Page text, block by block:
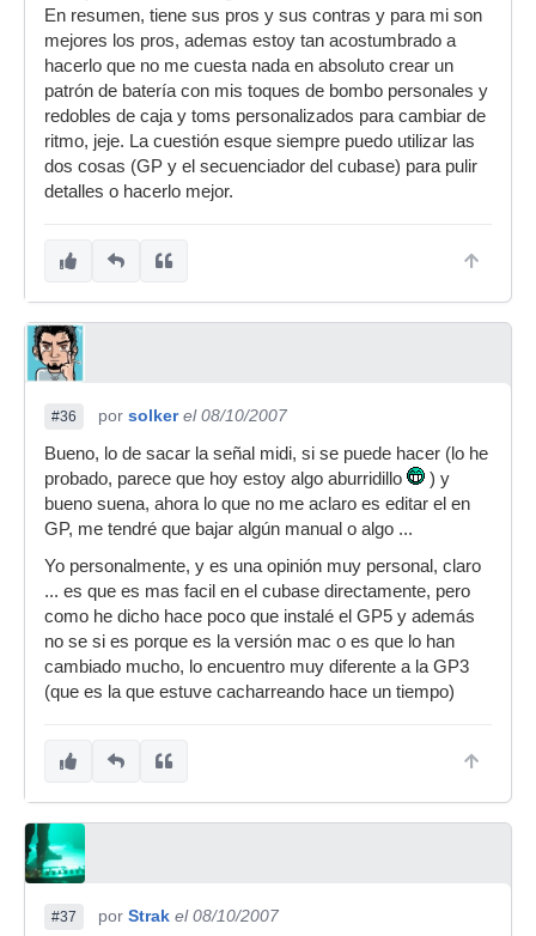
En resumen, tiene sus pros y sus contras y para mi son
mejores los pros, ademas estoy tan acostumbrado a
hacerlo que no me cuesta nada en absoluto crear un
patrón de batería con mis toques de bombo personales y
redobles de caja y toms personalizados para cambiar de
ritmo, jeje. La cuestión esque siempre puedo utilizar las
dos cosas (GP y el secuenciador del cubase) para pulir
detalles o hacerlo mejor.
#36 por solker el 08/10/2007
Bueno, lo de sacar la señal midi, si se puede hacer (lo he
probado, parece que hoy estoy algo aburridillo
) y
bueno suena, ahora lo que no me aclaro es editar el en
GP, me tendré que bajar algún manual o algo ...
Yo personalmente, y es una opinión muy personal, claro
... es que es mas facil en el cubase directamente, pero
como he dicho hace poco que instalé el GP5 y además
no se si es porque es la versión mac o es que lo han
cambiado mucho, lo encuentro muy diferente a la GP3
(que es la que estuve cacharreando hace un tiempo)
#37 por Strak el 08/10/2007